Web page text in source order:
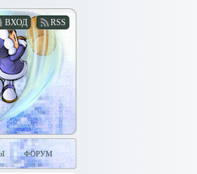
RSS
ВХОД
ФОРУМ